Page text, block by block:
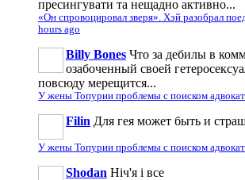
пресингувати та нещадно активно...
«Он спровоцировал зверя». Хэй разобрал
hours ago
Billy Bones Что за дебилы в
озабоченный своей
повсюду мерещится...
У жены Топурии проблемы с поиском
Filin Для гея может быть и
У жены Топурии проблемы с поиском
Shodan Ніч'я і все